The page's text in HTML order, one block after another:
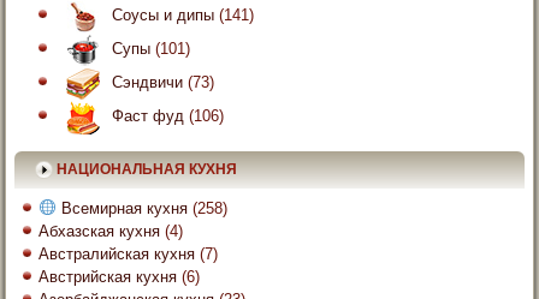
Соусы и дипы (141)
Супы (101)
Сэндвичи (73)
Фаст фуд (106)
НАЦИОНАЛЬНАЯ КУХНЯ
Всемирная кухня (258)
Абхазская кухня (4)
Австралийская кухня (7)
Австрийская кухня (6)